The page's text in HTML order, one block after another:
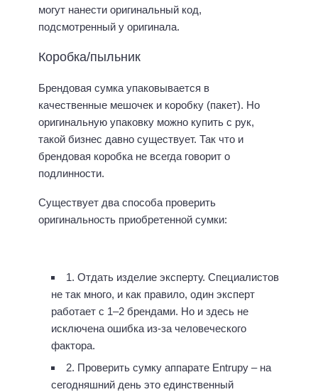
могут нанести оригинальный код,
подсмотренный у оригинала.
Коробка/пыльник
Брендовая сумка упаковывается в
качественные мешочек и коробку (пакет). Но
оригинальную упаковку можно купить с рук,
такой бизнес давно существует. Так что и
брендовая коробка не всегда говорит о
подлинности.
Существует два способа проверить
оригинальность приобретенной сумки:
1. Отдать изделие эксперту. Специалистов
не так много, и как правило, один эксперт
работает с 1–2 брендами. Но и здесь не
исключена ошибка из-за человеческого
фактора.
2. Проверить сумку аппарате Entrupy – на
сегодняшний день это единственный